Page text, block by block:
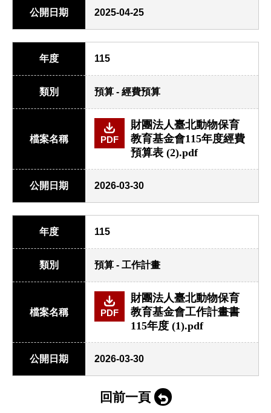
公開日期 2025-04-25
年度 115
類別 預算 - 經費預算
檔案名稱 PDF
財團法人臺北動物保育
教育基金會115年度經費
預算表 (2).pdf
公開日期 2026-03-30
年度 115
類別 預算 - 工作計畫
檔案名稱 PDF
財團法人臺北動物保育
教育基金會工作計畫書
115年度 (1).pdf
公開日期 2026-03-30
回前一頁